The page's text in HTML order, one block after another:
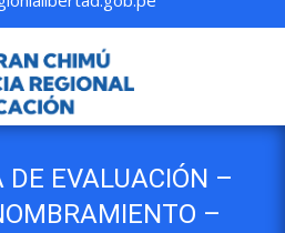
DE EVALUACIÓN –
–